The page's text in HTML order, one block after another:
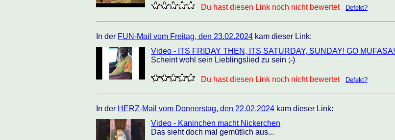
Du hast diesen Link noch nicht bewertet Defekt?
In der FUN-Mail vom Freitag, den 23.02.2024 kam dieser Link:
Video - ITS FRIDAY THEN, ITS SATURDAY, SUNDAY! GO MUFASA!
Scheint wohl sein Lieblingslied zu sein ;-)
Du hast diesen Link noch nicht bewertet Defekt?
In der HERZ-Mail vom Donnerstag, den 22.02.2024 kam dieser Link:
Video - Kaninchen macht Nickerchen
Das sieht doch mal gemütlich aus...